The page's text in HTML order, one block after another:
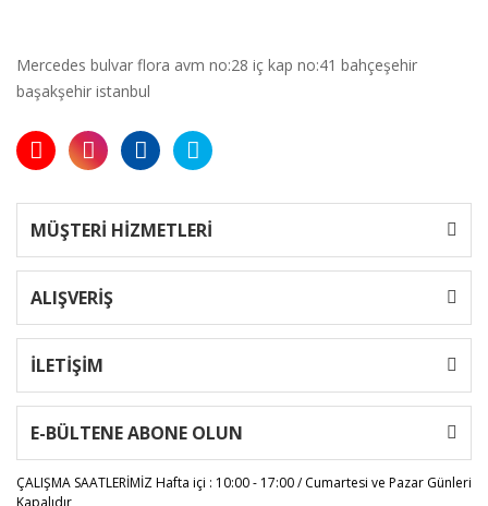
Mercedes bulvar flora avm no:28 iç kap no:41 bahçeşehir
başakşehir istanbul
MÜŞTERİ HİZMETLERİ
ALIŞVERİŞ
İLETİŞİM
E-BÜLTENE ABONE OLUN
ÇALIŞMA SAATLERİMİZHafta içi : 10:00 - 17:00 / Cumartesi ve Pazar Günleri
Kapalıdır